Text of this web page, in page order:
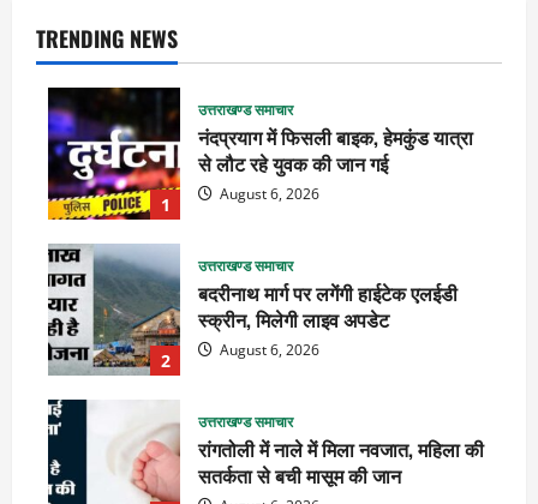
TRENDING NEWS
1
उत्तराखण्ड समाचार
नंदप्रयाग में फिसली बाइक, हेमकुंड यात्रा
से लौट रहे युवक की जान गई
August 6, 2026
2
उत्तराखण्ड समाचार
बदरीनाथ मार्ग पर लगेंगी हाईटेक एलईडी
स्क्रीन, मिलेगी लाइव अपडेट
August 6, 2026
उत्तराखण्ड समाचार
रांगतोली में नाले में मिला नवजात, महिला की
सतर्कता से बची मासूम की जान